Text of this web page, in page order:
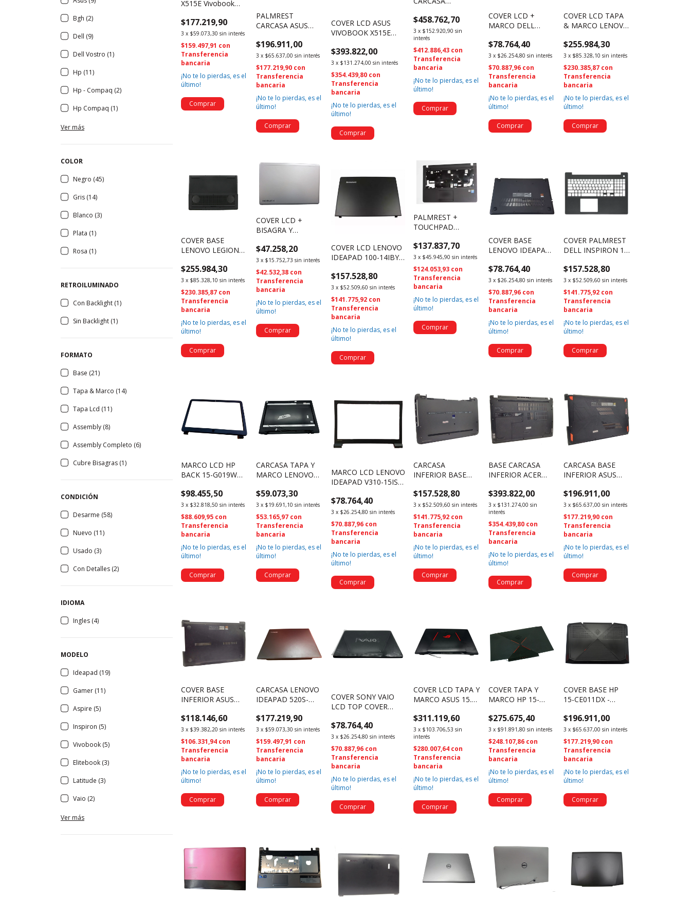
Bgh (2)
Dell (9)
Dell Vostro (1)
Hp (11)
Hp - Compaq (2)
Hp Compaq (1)
Ver más
COLOR
Negro (45)
Gris (14)
Blanco (3)
Plata (1)
Rosa (1)
RETROILUMINADO
Con Backlight (1)
Sin Backlight (1)
FORMATO
Base (21)
Tapa & Marco (14)
Tapa Lcd (11)
Assembly (8)
Assembly Completo (6)
Cubre Bisagras (1)
CONDICIÓN
Desarme (58)
Nuevo (11)
Usado (3)
Con Detalles (2)
IDIOMA
Ingles (4)
MODELO
Ideapad (19)
Gamer (11)
Aspire (5)
Inspiron (5)
Vivobook (5)
Elitebook (3)
Latitude (3)
Vaio (2)
Ver más
X515E Vivobook
(2842)
$177.219,90
3 x $59.073,30 sin interés
$159.497,91 con
Transferencia
bancaria
¡No te lo pierdas, es el
último!
PALMREST
CARCASA ASUS
INGLES 13N1-
CEA0611 (2447)
$196.911,00
3 x $65.637,00 sin interés
$177.219,90 con
Transferencia
bancaria
¡No te lo pierdas, es el
último!
COVER LCD ASUS
VIVOBOOK X515E
13NB0TYP02011-3 +
Antena + Bezel (1584)
$393.822,00
3 x $131.274,00 sin interés
$354.439,80 con
Transferencia
bancaria
¡No te lo pierdas, es el
último!
TECLADO EN
ESPAÑOL PARA
POSTIVO BGH
SCHOOL MATE
17SF20PA2
K82382FW8008C
(2984)
$458.762,70
3 x $152.920,90 sin
interés
$412.886,43 con
Transferencia
bancaria
¡No te lo pierdas, es el
último!
COVER LCD +
MARCO DELL
XRHMJ 0XRHMJ
(1970)
$78.764,40
3 x $26.254,80 sin interés
$70.887,96 con
Transferencia
bancaria
¡No te lo pierdas, es el
último!
COVER LCD TAPA
& MARCO LENOVO
15ARH05H
FA1HV000300
(3294)
$255.984,30
3 x $85.328,10 sin interés
$230.385,87 con
Transferencia
bancaria
¡No te lo pierdas, es el
último!
COVER BASE
LENOVO LEGION
15IMH05H
AP1HV000800 (419)
$255.984,30
3 x $85.328,10 sin interés
$230.385,87 con
Transferencia
bancaria
¡No te lo pierdas, es el
último!
COVER LCD +
BISAGRA Y
14" (660)
$47.258,20
3 x $15.752,73 sin interés
$42.532,38 con
Transferencia
bancaria
¡No te lo pierdas, es el
último!
COVER LCD LENOVO
IDEAPAD 100-14IBY -
(3785)
$157.528,80
3 x $52.509,60 sin interés
$141.775,92 con
Transferencia
bancaria
¡No te lo pierdas, es el
último!
PALMREST +
TOUCHPAD
100-14IBY
FA1EQ000200
(2512)
$137.837,70
3 x $45.945,90 sin interés
$124.053,93 con
Transferencia
bancaria
¡No te lo pierdas, es el
último!
COVER BASE
LENOVO IDEAPAD
AP1EQ000100
(2258)
$78.764,40
3 x $26.254,80 sin interés
$70.887,96 con
Transferencia
bancaria
¡No te lo pierdas, es el
último!
COVER PALMREST
DELL INSPIRON 15
P4MKJ 0P4MKJ
(1488)
$157.528,80
3 x $52.509,60 sin interés
$141.775,92 con
Transferencia
bancaria
¡No te lo pierdas, es el
último!
MARCO LCD HP
BACK 15-G019WM
R030WM (898)
$98.455,50
3 x $32.818,50 sin interés
$88.609,95 con
Transferencia
bancaria
¡No te lo pierdas, es el
último!
CARCASA TAPA Y
MARCO LENOVO
15IBR 110-15ACL
(821)
$59.073,30
3 x $19.691,10 sin interés
$53.165,97 con
Transferencia
bancaria
¡No te lo pierdas, es el
último!
MARCO LCD LENOVO
IDEAPAD V310-15ISK
$78.764,40
3 x $26.254,80 sin interés
$70.887,96 con
Transferencia
bancaria
¡No te lo pierdas, es el
último!
CARCASA
INFERIOR BASE
255 G5 250 G5
(750)
$157.528,80
3 x $52.509,60 sin interés
$141.775,92 con
Transferencia
bancaria
¡No te lo pierdas, es el
último!
BASE CARCASA
INFERIOR ACER
A315-21 (749)
$393.822,00
3 x $131.274,00 sin
interés
$354.439,80 con
Transferencia
bancaria
¡No te lo pierdas, es el
último!
CARCASA BASE
INFERIOR ASUS
GL753VE GL753VD-
DS71 (713)
$196.911,00
3 x $65.637,00 sin interés
$177.219,90 con
Transferencia
bancaria
¡No te lo pierdas, es el
último!
COVER BASE
INFERIOR ASUS
Q550L N550JK
Q550LF G550J
(4258)
$118.146,60
3 x $39.382,20 sin interés
$106.331,94 con
Transferencia
bancaria
¡No te lo pierdas, es el
último!
CARCASA LENOVO
IDEAPAD 520S-
MARCO (4239)
$177.219,90
3 x $59.073,30 sin interés
$159.497,91 con
Transferencia
bancaria
¡No te lo pierdas, es el
último!
COVER SONY VAIO
LCD TOP COVER
(3145)
$78.764,40
3 x $26.254,80 sin interés
$70.887,96 con
Transferencia
bancaria
¡No te lo pierdas, es el
último!
COVER LCD TAPA Y
MARCO ASUS 15.6"
13N1-0BA0P11
(2824)
$311.119,60
3 x $103.706,53 sin
interés
$280.007,64 con
Transferencia
bancaria
¡No te lo pierdas, es el
último!
COVER TAPA Y
MARCO HP 15-
EAG3A001010
929442-001 (2663)
$275.675,40
3 x $91.891,80 sin interés
$248.107,86 con
Transferencia
bancaria
¡No te lo pierdas, es el
último!
COVER BASE HP
15-CE011DX -
929443-001 (246)
$196.911,00
3 x $65.637,00 sin interés
$177.219,90 con
Transferencia
bancaria
¡No te lo pierdas, es el
último!